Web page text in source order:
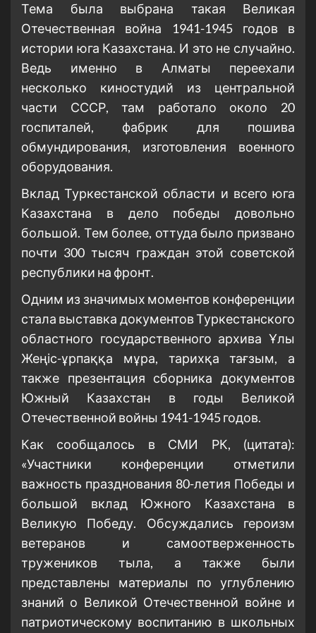
Тема была выбрана такая Великая
Отечественная война 1941-1945 годов в
истории юга Казахстана. И это не случайно.
Ведь именно в Алматы переехали
несколько киностудий из центральной
части СССР, там работало около 20
госпиталей, фабрик для пошива
обмундирования, изготовления военного
оборудования.
Вклад Туркестанской области и всего юга
Казахстана в дело победы довольно
большой. Тем более, оттуда было призвано
почти 300 тысяч граждан этой советской
республики на фронт.
Одним из значимых моментов конференции
стала выставка документов Туркестанского
областного государственного архива Ұлы
Жеңіс-ұрпаққа мұра, тарихқа тағзым, а
также презентация сборника документов
Южный Казахстан в годы Великой
Отечественной войны 1941-1945 годов.
Как сообщалось в СМИ РК, (цитата):
«Участники конференции отметили
важность празднования 80-летия Победы и
большой вклад Южного Казахстана в
Великую Победу. Обсуждались героизм
ветеранов и самоотверженность
тружеников тыла, а также были
представлены материалы по углублению
знаний о Великой Отечественной войне и
патриотическому воспитанию в школьных